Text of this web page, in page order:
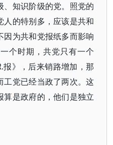
知识阶级的党。照党的
的特别多，应该是共和
因为共和党报纸多而影响
个时期，共党只有一个
》，后来销路增加，那
工党已经当政了两次。这
是政府的，他们是独立